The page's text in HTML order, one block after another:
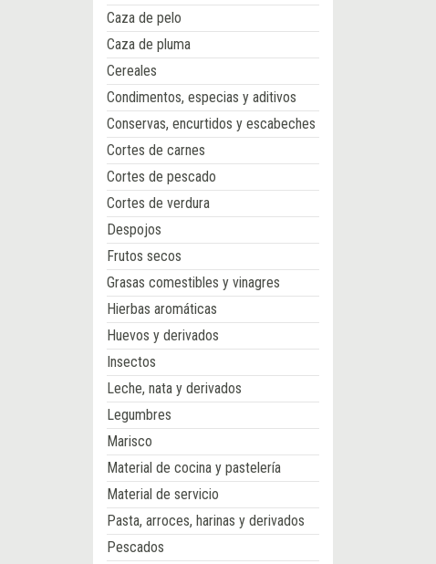
Caza de pelo
Caza de pluma
Cereales
Condimentos, especias y aditivos
Conservas, encurtidos y escabeches
Cortes de carnes
Cortes de pescado
Cortes de verdura
Despojos
Frutos secos
Grasas comestibles y vinagres
Hierbas aromáticas
Huevos y derivados
Insectos
Leche, nata y derivados
Legumbres
Marisco
Material de cocina y pastelería
Material de servicio
Pasta, arroces, harinas y derivados
Pescados